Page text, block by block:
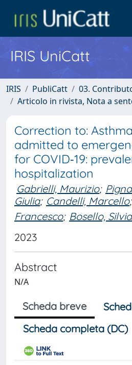
IRIS UniCatt
IRIS PubliCatt
03.
Articolo in rivista, Nota a
Correction to:
admitted to
for COVID‑19:
hospitalization
Gabrielli, Maurizio;
Giulia; Candelli, Marcello;
Francesco; Bosello,
2023
Abstract
N/A
Scheda breve
Scheda completa (DC)